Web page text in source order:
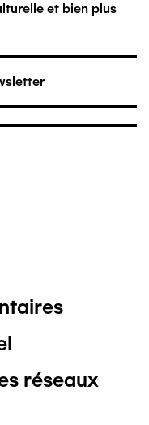
et bien plus
réseaux